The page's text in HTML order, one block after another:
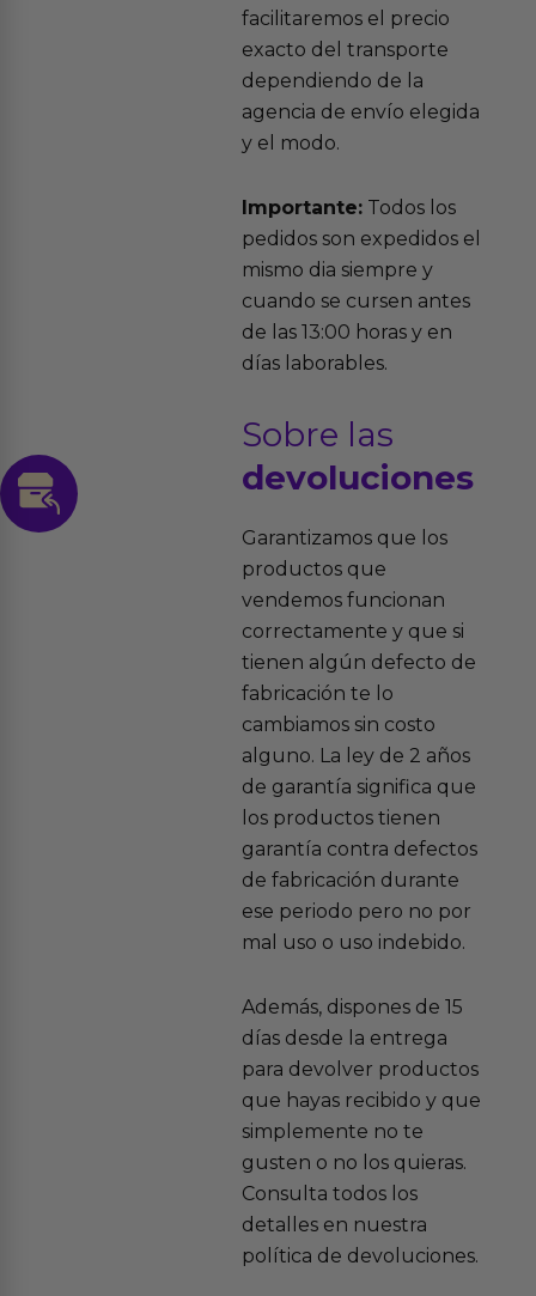
facilitaremos el precio
exacto del transporte
dependiendo de la
agencia de envío elegida
y el modo.
Importante:Todos los
pedidos son expedidos el
mismo dia siempre y
cuando se cursen antes
de las 13:00 horas y en
días laborables.
Sobre las
devoluciones
Garantizamos que los
productos que
vendemos funcionan
correctamente y que si
tienen algún defecto de
fabricación te lo
cambiamos sin costo
alguno. La ley de 2 años
de garantía significa que
los productos tienen
garantía contra defectos
de fabricación durante
ese periodo pero no por
mal uso o uso indebido.
Además, dispones de 15
días desde la entrega
para devolver productos
que hayas recibido y que
simplemente no te
gusten o no los quieras.
Consulta todos los
detalles en nuestra
política de devoluciones.